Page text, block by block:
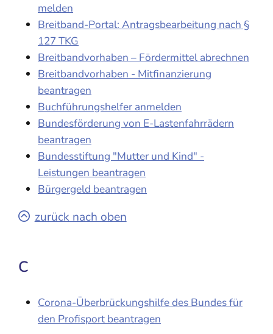
melden
Breitband-Portal: Antragsbearbeitung nach §
127 TKG
Breitbandvorhaben – Fördermittel abrechnen
Breitbandvorhaben - Mitfinanzierung
beantragen
Buchführungshelfer anmelden
Bundesförderung von E-Lastenfahrrädern
beantragen
Bundesstiftung "Mutter und Kind" -
Leistungen beantragen
Bürgergeld beantragen
zurück nach oben
C
Corona-Überbrückungshilfe des Bundes für
den Profisport beantragen